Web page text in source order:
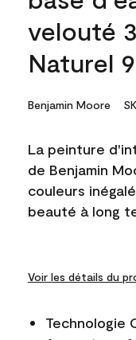
velouté
Naturel
Benjamin Moore
La peinture
de Benjamin
couleurs
beauté à long
Voir les détails du
Technologie